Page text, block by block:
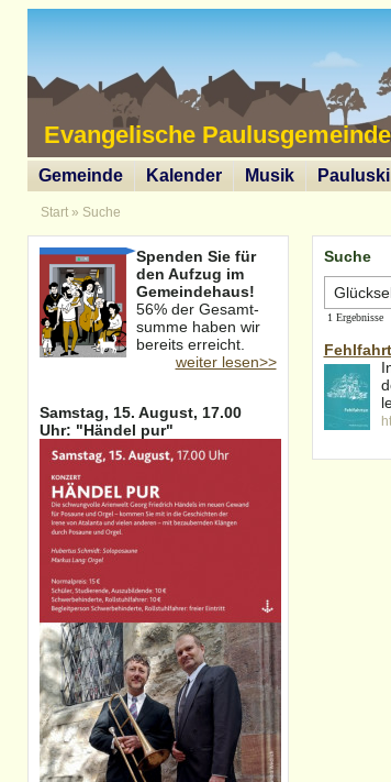
Evangelische
Gemeinde Kalender Musik
Start» Suche
Spenden Sie für
den Aufzug im
Gemeindehaus!
56% der Gesamt-
summe haben wir
bereits erreicht.
weiter lesen>>
Samstag, 15. August, 17.00
Uhr: "Händel pur"
Suche
1 Ergebnisse